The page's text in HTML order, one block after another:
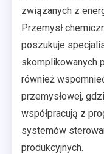
związanych z
Przemysł
poszukuje
skomplikowanych
również
przemysłowej,
współpracują z
systemów
produkcyjnych.